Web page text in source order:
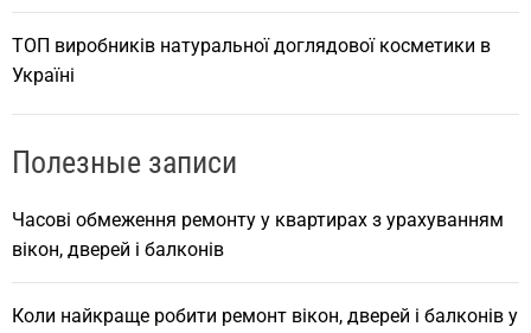
ТОП виробників натуральної доглядової косметики в
Україні
Полезные записи
Часові обмеження ремонту у квартирах з урахуванням
вікон, дверей і балконів
Коли найкраще робити ремонт вікон, дверей і балконів у